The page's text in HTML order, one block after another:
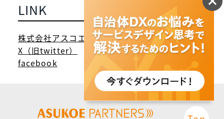
LINK
株式会社アスコエパートナーズ
X（旧twitter）
facebook